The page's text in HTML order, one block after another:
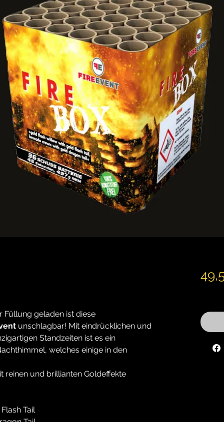
Füllung geladen ist diese
unschlagbar! Mit eindrücklichen und
Standzeiten ist es ein
welches einige in den
reinen und brillianten Goldeffekte
Tail